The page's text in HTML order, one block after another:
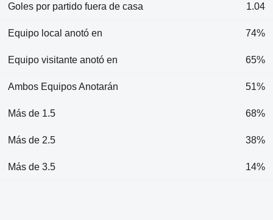
Goles por partido fuera de casa 1.04
Equipo local anotó en 74%
Equipo visitante anotó en 65%
Ambos Equipos Anotarán 51%
Más de 1.5 68%
Más de 2.5 38%
Más de 3.5 14%